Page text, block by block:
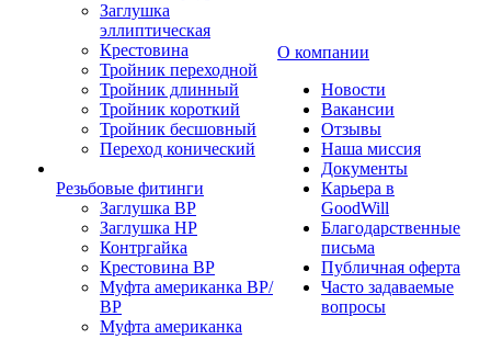
Заглушка
эллиптическая
Крестовина
Тройник переходной
Тройник длинный
Тройник короткий
Тройник бесшовный
Переход конический
Резьбовые фитинги
Заглушка ВР
Заглушка НР
Контргайка
Крестовина ВР
Муфта американка ВР/
ВР
Муфта американка
О компании
Новости
Вакансии
Отзывы
Наша миссия
Документы
Карьера в
GoodWill
Благодарственные
письма
Публичная оферта
Часто задаваемые
вопросы